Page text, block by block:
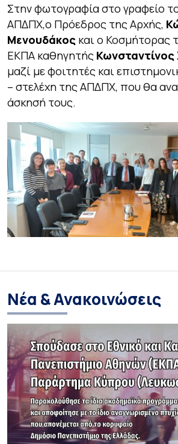
Στην φωτογραφία στο γραφείο
ΑΠΔΠΧ,ο Πρόεδρος της Αρχής,
Μενουδάκος και ο Κοσμήτορας
ΕΚΠΑ καθηγητής
μαζί με φοιτητές και
– στελέχη της ΑΠΔΠΧ, που θα
άσκησή τους.
Νέα & Ανακοινώσεις